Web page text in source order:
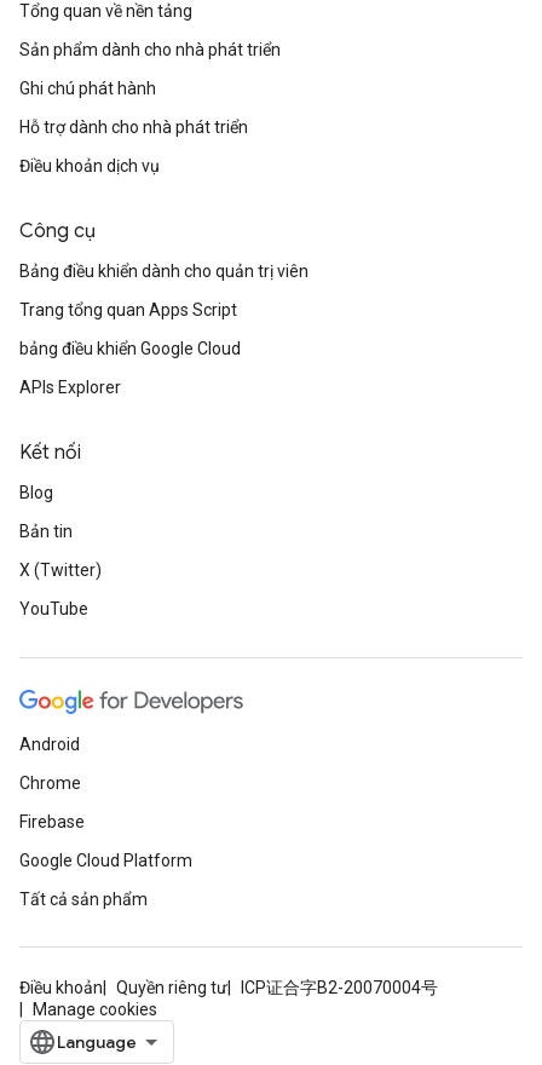
Tổng quan về nền tảng
Sản phẩm dành cho nhà phát triển
Ghi chú phát hành
Hỗ trợ dành cho nhà phát triển
Điều khoản dịch vụ
Công cụ
Bảng điều khiển dành cho quản trị viên
Trang tổng quan Apps Script
bảng điều khiển Google Cloud
APIs Explorer
Kết nối
Blog
Bản tin
X (Twitter)
YouTube
Android
Chrome
Firebase
Google Cloud Platform
Tất cả sản phẩm
Điều khoản Quyền riêng tư
ICP证合字B2-20070004号
Manage cookies